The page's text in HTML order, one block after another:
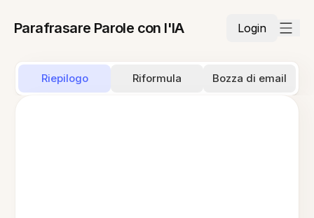
Parafrasare Parole con l'IA Login
Riepilogo Riformula Bozza di email